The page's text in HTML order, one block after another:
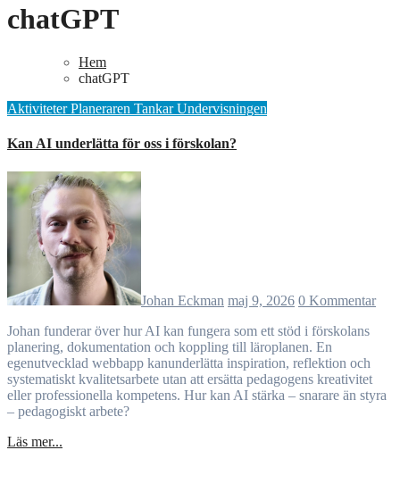
chatGPT
Hem
chatGPT
AktiviteterPlaneraren TankarUndervisningen
Kan AI underlätta för oss i förskolan?
Johan Eckman maj 9, 2026 0 Kommentar
Johan funderar över hur AI kan fungera som ett stöd i förskolans
planering, dokumentation och koppling till läroplanen. En
egenutvecklad webbapp kanunderlätta inspiration, reflektion och
systematiskt kvalitetsarbete utan att ersätta pedagogens kreativitet
eller professionella kompetens. Hur kan AI stärka – snarare än styra
– pedagogiskt arbete?
Läs mer...